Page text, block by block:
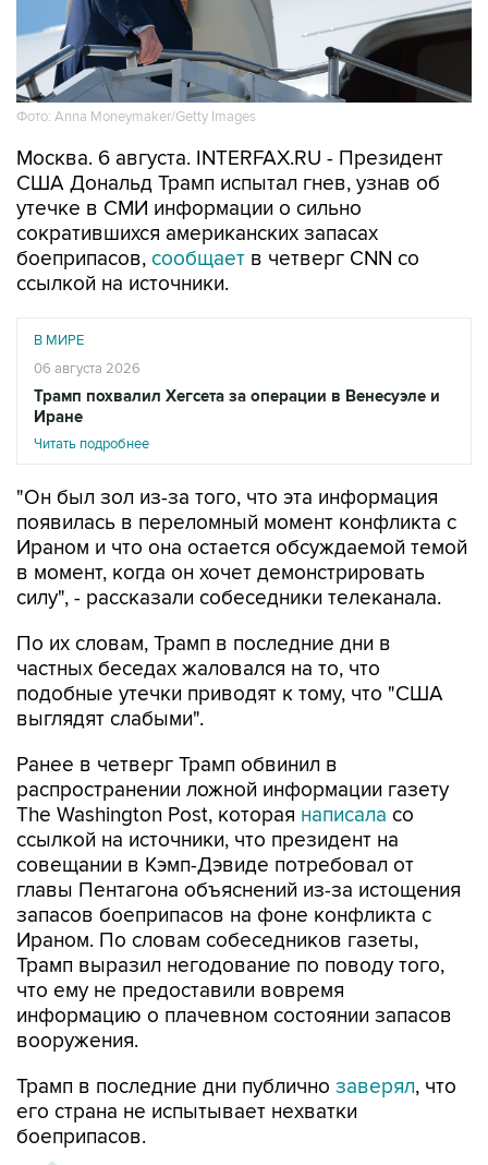
Фото: Anna Moneymaker/Getty Images
Москва. 6 августа. INTERFAX.RU - Президент
США Дональд Трамп испытал гнев, узнав об
утечке в СМИ информации о сильно
сократившихся американских запасах
боеприпасов, сообщает в четверг CNN со
ссылкой на источники.
В МИРЕ
06 августа 2026
Трамп похвалил Хегсета за операции в Венесуэле и
Иране
Читать подробнее
"Он был зол из-за того, что эта информация
появилась в переломный момент конфликта с
Ираном и что она остается обсуждаемой темой
в момент, когда он хочет демонстрировать
силу", - рассказали собеседники телеканала.
По их словам, Трамп в последние дни в
частных беседах жаловался на то, что
подобные утечки приводят к тому, что "США
выглядят слабыми".
Ранее в четверг Трамп обвинил в
распространении ложной информации газету
The Washington Post, которая написала со
ссылкой на источники, что президент на
совещании в Кэмп-Дэвиде потребовал от
главы Пентагона объяснений из-за истощения
запасов боеприпасов на фоне конфликта с
Ираном. По словам собеседников газеты,
Трамп выразил негодование по поводу того,
что ему не предоставили вовремя
информацию о плачевном состоянии запасов
вооружения.
Трамп в последние дни публично заверял, что
его страна не испытывает нехватки
боеприпасов.